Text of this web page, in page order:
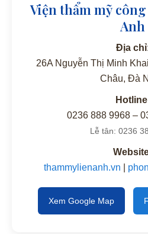
Viện thẩm mỹ
Anh
Địa
26A Nguyễn Thị Minh
Châu, Đà
0236 888 9968 –
Lễ tân: 0236
thammylienanh.vn
Xem Google Map